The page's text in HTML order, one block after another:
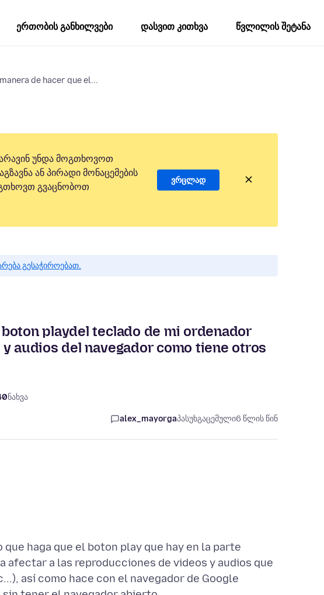
ერთობის განხილვები დასვით კითხვა წვლილის შეტანა
de hacer que el...
უნდა მოგთხოვოთ
ან პირადი მონაცემების
გთხოვთ გვაცნობოთ
ვრცლად
გესაჭიროებათ.
playdel teclado de mi ordenador
audios del navegador como tiene otros
ნახვა
alex_mayorgaპასუხგაცემული6 წლის წინ
haga que el boton play que hay en la parte
a las reproducciones de videos y audios que
así como hace con el navegador de Google